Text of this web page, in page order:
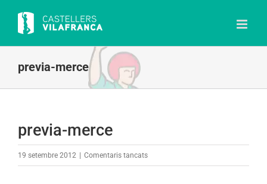
content
previa-merce
previa-merce
19 setembre 2012 Comentaris tancatsa